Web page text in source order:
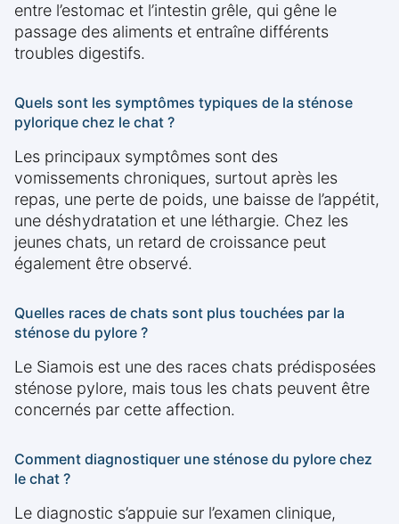
entre l’estomac et l’intestin grêle, qui gêne le
passage des aliments et entraîne différents
troubles digestifs.
Quels sont les symptômes typiques de la sténose
pylorique chez le chat ?
Les principaux symptômes sont des
vomissements chroniques, surtout après les
repas, une perte de poids, une baisse de l’appétit,
une déshydratation et une léthargie. Chez les
jeunes chats, un retard de croissance peut
également être observé.
Quelles races de chats sont plus touchées par la
sténose du pylore ?
Le Siamois est une des races chats prédisposées
sténose pylore, mais tous les chats peuvent être
concernés par cette affection.
Comment diagnostiquer une sténose du pylore chez
le chat ?
Le diagnostic s’appuie sur l’examen clinique,